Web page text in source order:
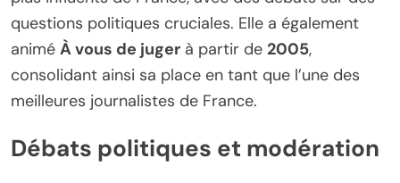
questions politiques cruciales. Elle a également
animé À vous de juger à partir de 2005,
consolidant ainsi sa place en tant que l’une des
meilleures journalistes de France.
Débats politiques et modération